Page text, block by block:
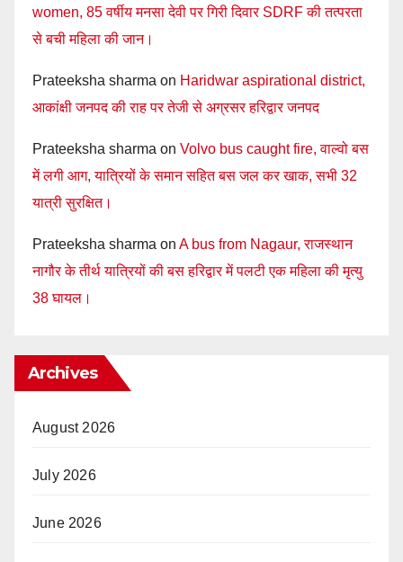
women, 85 वर्षीय मनसा देवी पर गिरी दिवार SDRF की तत्परता
से बची महिला की जान।
Prateeksha sharma on Haridwar aspirational district,
आकांक्षी जनपद की राह पर तेजी से अग्रसर हरिद्वार जनपद
Prateeksha sharma on Volvo bus caught fire, वाल्वो बस
में लगी आग, यात्रियों के समान सहित बस जल कर खाक, सभी 32
यात्री सुरक्षित।
Prateeksha sharma on A bus from Nagaur, राजस्थान
नागौर के तीर्थ यात्रियों की बस हरिद्वार में पलटी एक महिला की मृत्यु
38 घायल।
Archives
August 2026
July 2026
June 2026